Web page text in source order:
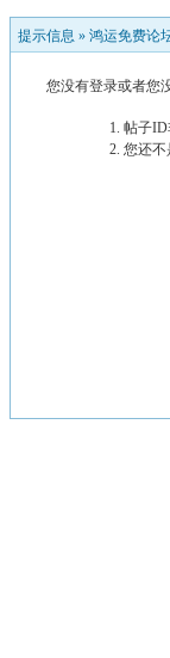
提示信息 » 鸿运免费论
您没有登录或者您
帖子
您还不